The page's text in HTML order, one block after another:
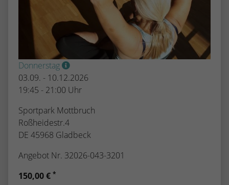
Donnerstag
03.09. - 10.12.2026
19:45 - 21:00 Uhr
Sportpark Mottbruch
Roßheidestr.4
DE 45968 Gladbeck
Angebot Nr. 32026-043-3201
150,00 € *